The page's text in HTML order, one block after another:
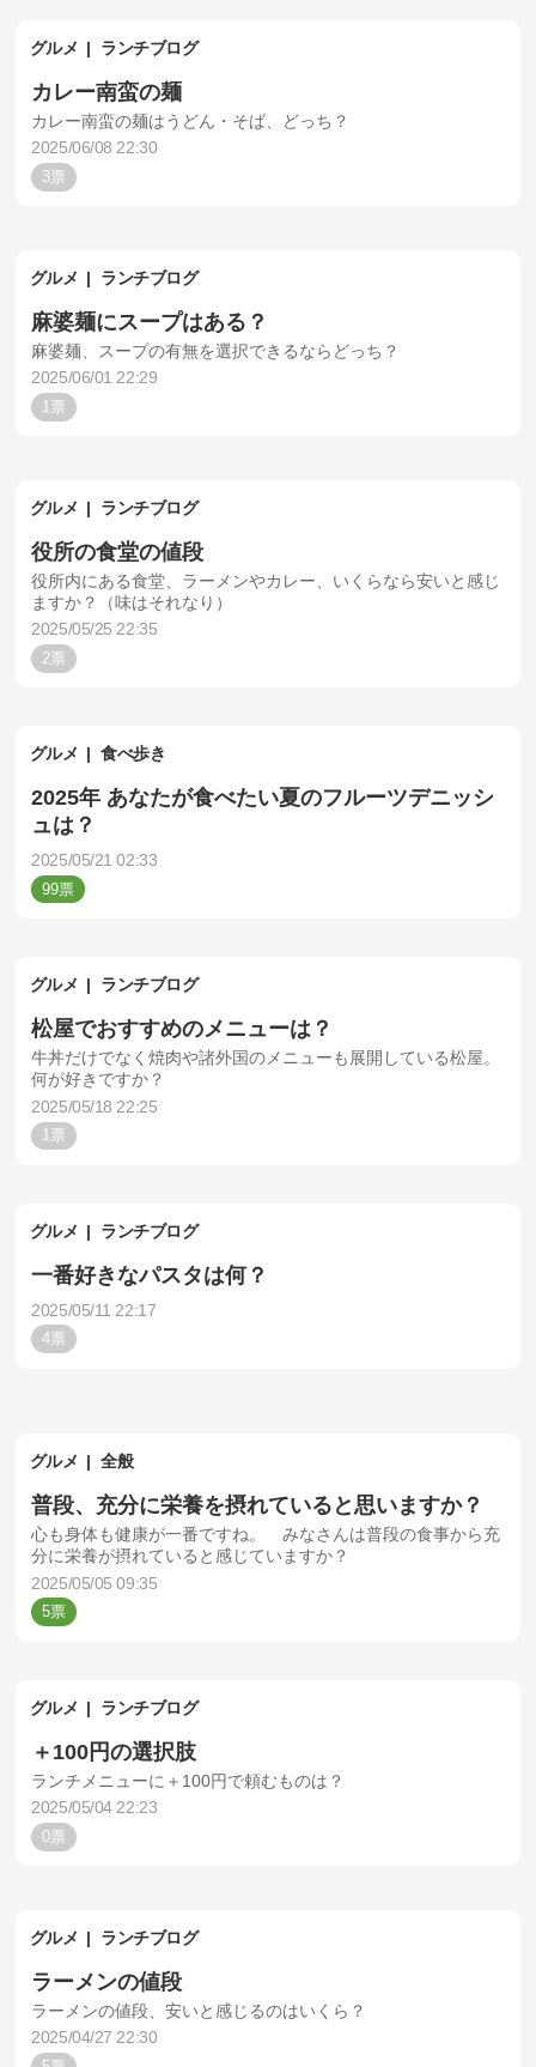
グルメ ランチブログ
カレー南蛮の麺
カレー南蛮の麺はうどん・そば、どっち？
2025/06/08 22:30
3
グルメ ランチブログ
麻婆麺にスープはある？
麻婆麺、スープの有無を選択できるならどっち？
2025/06/01 22:29
1
グルメ ランチブログ
役所の食堂の値段
役所内にある食堂、ラーメンやカレー、いくらなら安いと感じ
ますか？（味はそれなり）
2025/05/25 22:35
2
グルメ 食べ歩き
2025年 あなたが食べたい夏のフルーツデニッシ
ュは？
2025/05/21 02:33
99
グルメ ランチブログ
松屋でおすすめのメニューは？
牛丼だけでなく焼肉や諸外国のメニューも展開している松屋。
何が好きですか？
2025/05/18 22:25
1
グルメ ランチブログ
一番好きなパスタは何？
2025/05/11 22:17
4
グルメ 全般
普段、充分に栄養を摂れていると思いますか？
心も身体も健康が一番ですね。 みなさんは普段の食事から充
分に栄養が摂れていると感じていますか？
2025/05/05 09:35
5
グルメ ランチブログ
＋100円の選択肢
ランチメニューに＋100円で頼むものは？
2025/05/04 22:23
0
グルメ ランチブログ
ラーメンの値段
ラーメンの値段、安いと感じるのはいくら？
2025/04/27 22:30